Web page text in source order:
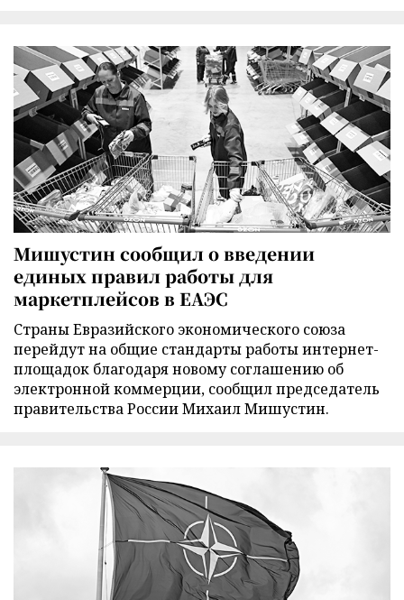
Мишустин сообщил о введении
единых правил работы для
маркетплейсов в ЕАЭС
Страны Евразийского экономического союза
перейдут на общие стандарты работы интернет-
площадок благодаря новому соглашению об
электронной коммерции, сообщил председатель
правительства России Михаил Мишустин.